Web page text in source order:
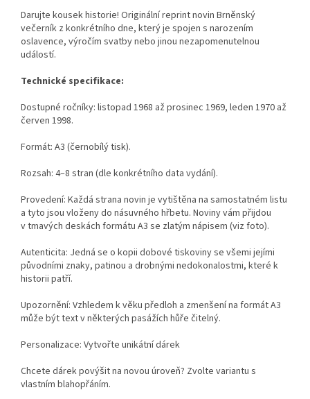
Darujte kousek historie! Originální reprint novin Brněnský
večerník z konkrétního dne, který je spojen s narozením
oslavence, výročím svatby nebo jinou nezapomenutelnou
událostí.
Technické specifikace:
Dostupné ročníky: listopad 1968 až prosinec 1969, leden 1970 až
červen 1998.
Formát: A3 (černobílý tisk).
Rozsah: 4–8 stran (dle konkrétního data vydání).
Provedení: Každá strana novin je vytištěna na samostatném listu
a tyto jsou vloženy do násuvného hřbetu. Noviny vám přijdou
v tmavých deskách formátu A3 se zlatým nápisem (viz foto).
Autenticita: Jedná se o kopii dobové tiskoviny se všemi jejími
původními znaky, patinou a drobnými nedokonalostmi, které k
historii patří.
Upozornění: Vzhledem k věku předloh a zmenšení na formát A3
může být text v některých pasážích hůře čitelný.
Personalizace: Vytvořte unikátní dárek
Chcete dárek povýšit na novou úroveň? Zvolte variantu s
vlastním blahopřáním.